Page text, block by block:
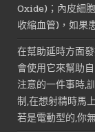
Oxide)；內皮細
收縮血管)，如果
在幫助延時方面
會使用它來幫助
注意的一件事時,
制,在想射精時馬
若是電動型的,你